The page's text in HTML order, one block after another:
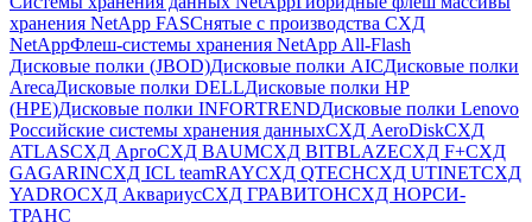
хранения NetApp FASСнятые с производства СХД
NetAppФлеш-системы хранения NetApp All-Flash
Дисковые полки (JBOD)Дисковые полки AICДисковые полки
ArecaДисковые полки DELLДисковые полки HP
(HPE)Дисковые полки INFORTRENDДисковые полки Lenovo
Российские системы хранения данныхСХД AeroDiskСХД
ATLASСХД AргоСХД BAUMСХД BITBLAZEСХД F+СХД
GAGARINСХД ICL teamRAYСХД QTECHСХД UTINETСХД
YADROСХД АквариусСХД ГРАВИТОНСХД НОРСИ-
ТРАНС